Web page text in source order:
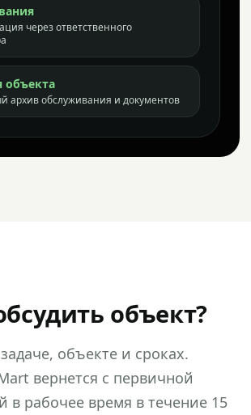
через ответственного
объекта
архив обслуживания и документов
объект?
объекте и сроках.
вернется с первичной
в рабочее время в течение 15